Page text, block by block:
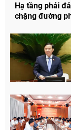
Hạ tầng phải
chặng đường